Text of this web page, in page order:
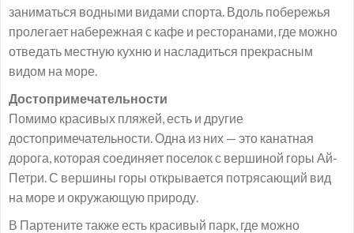
заниматься водными видами спорта. Вдоль побережья
пролегает набережная с кафе и ресторанами, где можно
отведать местную кухню и насладиться прекрасным
видом на море.
Достопримечательности
Помимо красивых пляжей, есть и другие
достопримечательности. Одна из них — это канатная
дорога, которая соединяет поселок с вершиной горы Ай-
Петри. С вершины горы открывается потрясающий вид
на море и окружающую природу.
В Партените также есть красивый парк, где можно